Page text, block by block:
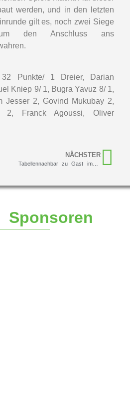
werden, und in den letzten
gilt es, noch zwei Siege
den Anschluss ans
32 Punkte/ 1 Dreier, Darian
Kniep 9/ 1, Bugra Yavuz 8/ 1,
Jesser 2, Govind Mukubay 2,
2, Franck Agoussi, Oliver
NÄCHSTER
Tabellennachbar zu Gast im Sportpark
Sponsoren